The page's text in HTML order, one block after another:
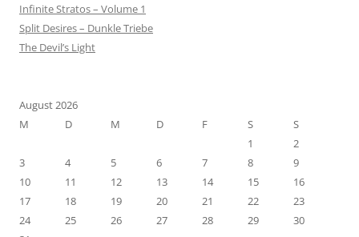
Infinite Stratos – Volume 1
Split Desires – Dunkle Triebe
The Devil’s Light
August 2026
M
D M D F S
S
1
2
3
4 5 6 7 8
9
10
11 12 13 14 15
16
17
18 19 20 21 22
23
24
25 26 27 28 29
30